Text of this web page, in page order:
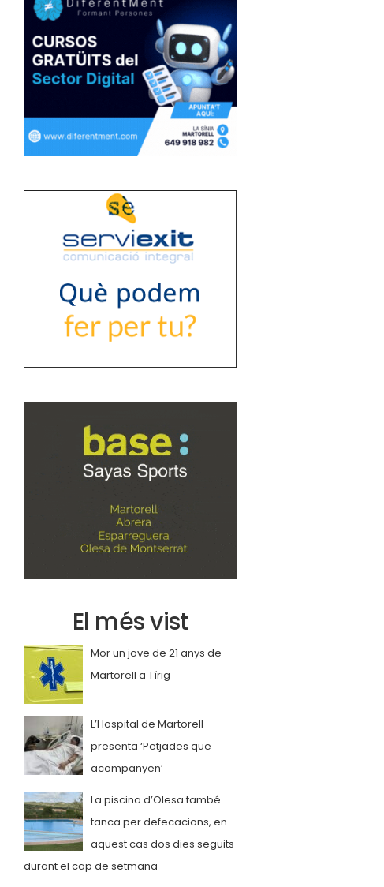
El més vist
Mor un jove de 21 anys de
Martorell a Tírig
L’Hospital de Martorell
presenta ‘Petjades que
acompanyen’
La piscina d’Olesa també
tanca per defecacions, en
aquest cas dos dies seguits
durant el cap de setmana